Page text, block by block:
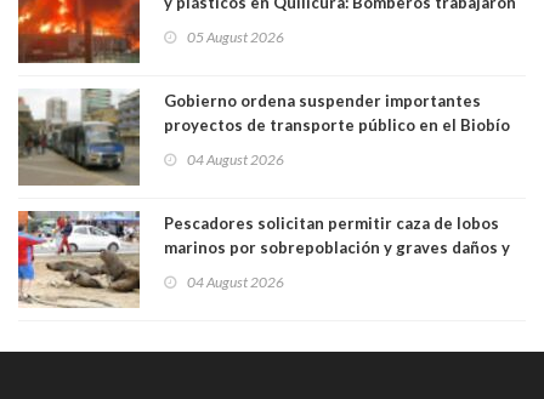
05 August 2026
Gobierno ordena suspender importantes
proyectos de transporte público en el Biobío
04 August 2026
Pescadores solicitan permitir caza de lobos
marinos por sobrepoblación y graves daños y
04 August 2026